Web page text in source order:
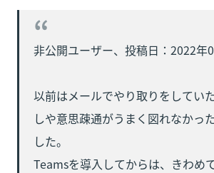
非公開ユーザー、投稿日：2022年
以前はメールでやり取りをしてい
しや意思疎通がうまく図れなかっ
した。
Teamsを導入してからは、きわめ